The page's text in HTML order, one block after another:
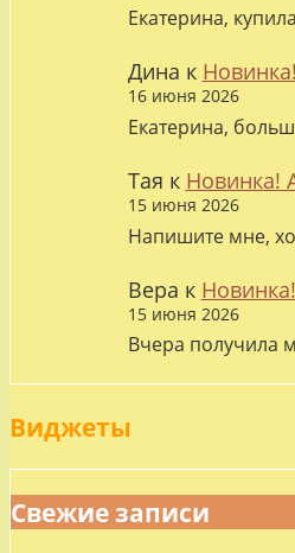
Екатерина,
Дина к
16 июня 2026
Екатерина,
Тая к Новинка!
15 июня 2026
Напишите мне,
Вера к
15 июня 2026
Вчера получила
Виджеты
Свежие записи